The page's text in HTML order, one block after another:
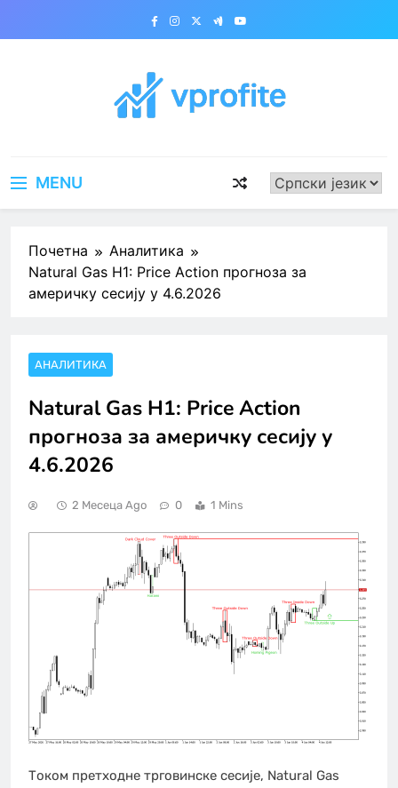
MENU
Почетна
Аналитика
Natural Gas H1: Price Action прогноза за
америчку сесију у 4.6.2026
АНАЛИТИКА
Natural Gas H1: Price Action
прогноза за америчку сесију у
4.6.2026
2 Месеца Ago 0 1 Mins
Током претходне трговинске сесије, Natural Gas